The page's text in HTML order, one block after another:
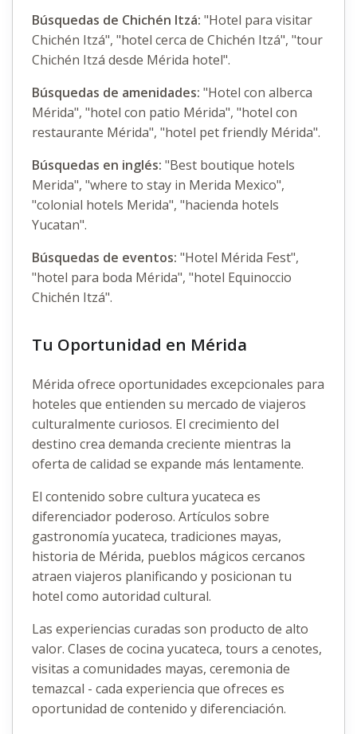
Búsquedas de Chichén Itzá: "Hotel para visitar
Chichén Itzá", "hotel cerca de Chichén Itzá", "tour
Chichén Itzá desde Mérida hotel".
Búsquedas de amenidades: "Hotel con alberca
Mérida", "hotel con patio Mérida", "hotel con
restaurante Mérida", "hotel pet friendly Mérida".
Búsquedas en inglés: "Best boutique hotels
Merida", "where to stay in Merida Mexico",
"colonial hotels Merida", "hacienda hotels
Yucatan".
Búsquedas de eventos: "Hotel Mérida Fest",
"hotel para boda Mérida", "hotel Equinoccio
Chichén Itzá".
Tu Oportunidad en Mérida
Mérida ofrece oportunidades excepcionales para
hoteles que entienden su mercado de viajeros
culturalmente curiosos. El crecimiento del
destino crea demanda creciente mientras la
oferta de calidad se expande más lentamente.
El contenido sobre cultura yucateca es
diferenciador poderoso. Artículos sobre
gastronomía yucateca, tradiciones mayas,
historia de Mérida, pueblos mágicos cercanos
atraen viajeros planificando y posicionan tu
hotel como autoridad cultural.
Las experiencias curadas son producto de alto
valor. Clases de cocina yucateca, tours a cenotes,
visitas a comunidades mayas, ceremonia de
temazcal - cada experiencia que ofreces es
oportunidad de contenido y diferenciación.